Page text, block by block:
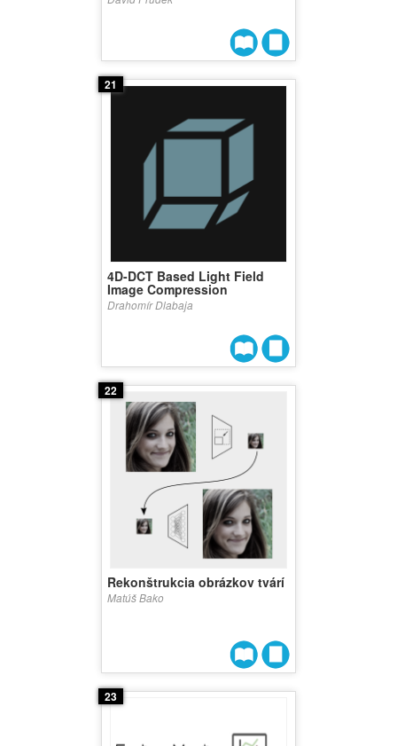
21
4D-DCT Based Light Field
Image Compression
Drahomír Dlabaja
22
Rekonštrukcia obrázkov tvárí
Matúš Bako
23